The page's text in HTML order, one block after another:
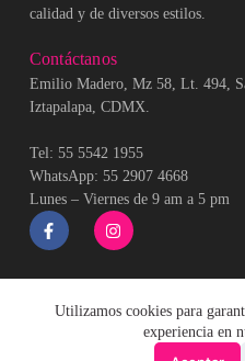
Utilizamos cookies para
experiencia en
calidad y de diversos estilos.
Contáctanos
Emilio Madero, Mz 58, Lt. 494,
Iztapalapa, CDMX.
Tel: 55 5542 1955
WhatsApp: 55 2907 4668
Lunes – Viernes de 9 am a 5 pm
💬